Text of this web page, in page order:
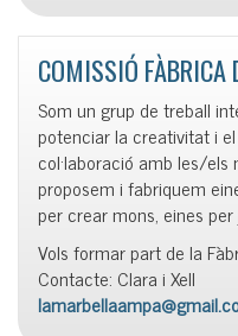
COMISSIÓ FÀBRICA
Som un grup de treball
potenciar la creativitat i
col·laboració amb les/els
proposem i fabriquem
per crear mons, eines
Vols formar part de la
Contacte: Clara i Xell